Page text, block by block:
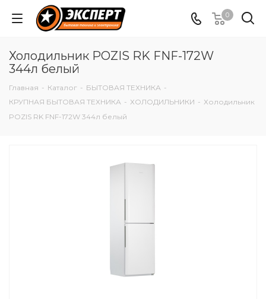
0
Холодильник POZIS RK FNF-172W
344л белый
Главная - Каталог - БЫТОВАЯ ТЕХНИКА -
КРУПНАЯ БЫТОВАЯ ТЕХНИКА - ХОЛОДИЛЬНИКИ - Холодильник
POZIS RK FNF-172W 344л белый